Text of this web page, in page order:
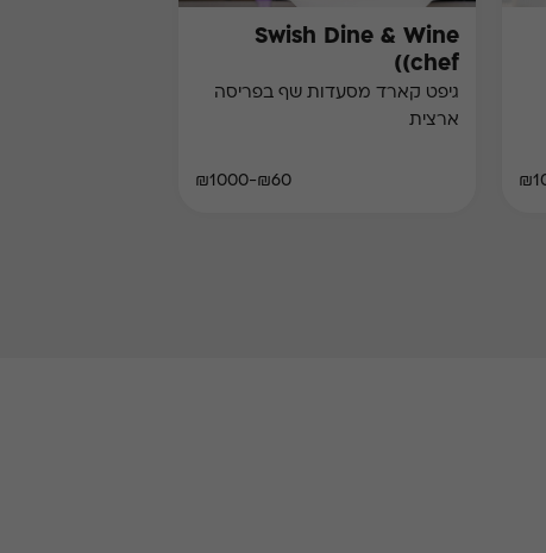
Swish Dine & Wine
(chef)
גיפט קארד מסעדות שף בפריסה
ארצית
₪60-₪1000